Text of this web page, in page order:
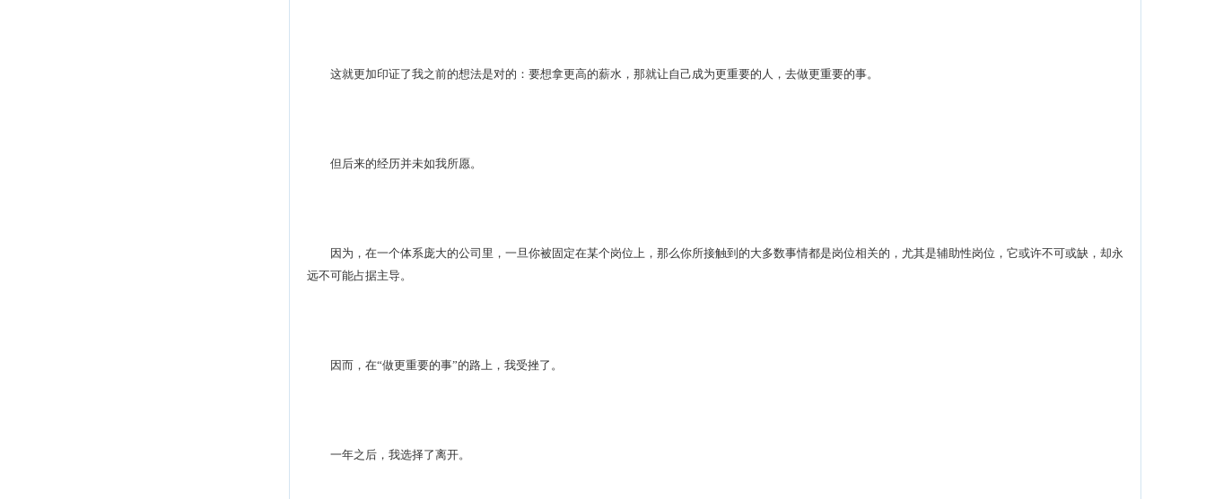
这就更加印证了我之前的想法是对的：要想拿更高的薪水，那就让自己成为更重要的人，去做更重要的事。
但后来的经历并未如我所愿。
因为，在一个体系庞大的公司里，一旦你被固定在某个岗位上，那么你所接触到的大多数事情都是岗位相关的，尤其是辅助性岗位，它或许不可或缺，却永
远不可能占据主导。
因而，在“做更重要的事”的路上，我受挫了。
一年之后，我选择了离开。